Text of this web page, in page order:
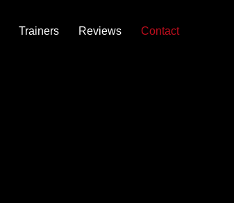
Trainers Reviews Contact